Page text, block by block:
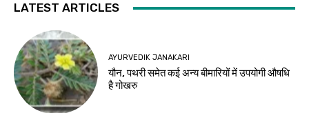
LATEST ARTICLES
AYURVEDIK JANAKARI
यौन, पथरी समेत कई अन्य बीमारियों में उपयोगी औषधि
है गोखरु